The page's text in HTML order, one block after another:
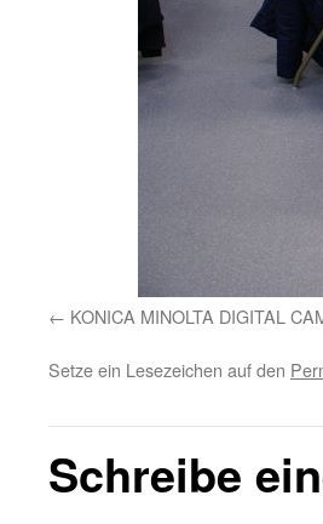
KONICA MINOLTA DIGITAL
Setze ein Lesezeichen auf den
Schreibe